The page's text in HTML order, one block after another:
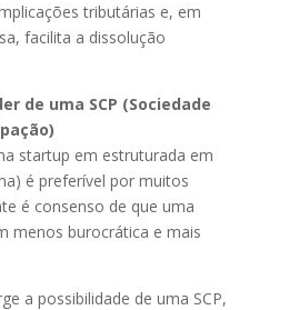
tributárias e, em
facilita a dissolução
de uma SCP (Sociedade
startup em estruturada em
é preferível por muitos
é consenso de que uma
menos burocrática e mais
a possibilidade de uma SCP,